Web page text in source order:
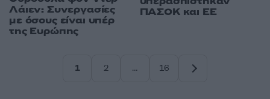
Λάιεν: Συνεργασίες
με όσους είναι υπέρ
της Ευρώπης
ΠΑΣΟΚ και ΕΕ
1
2
…
16